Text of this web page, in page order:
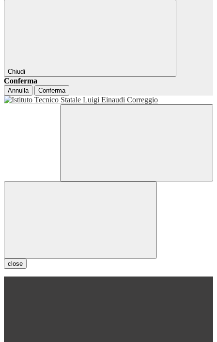
Chiudi
Conferma
Annulla Conferma
close